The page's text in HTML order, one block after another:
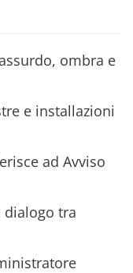
ombra e
e installazioni
ad Avviso
dialogo tra